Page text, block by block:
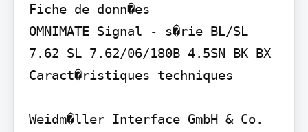
Fiche de donn�es
OMNIMATE Signal - s�rie BL/SL
7.62 SL 7.62/06/180B 4.5SN BK BX
Caract�ristiques techniques
Weidm�ller Interface GmbH & Co.